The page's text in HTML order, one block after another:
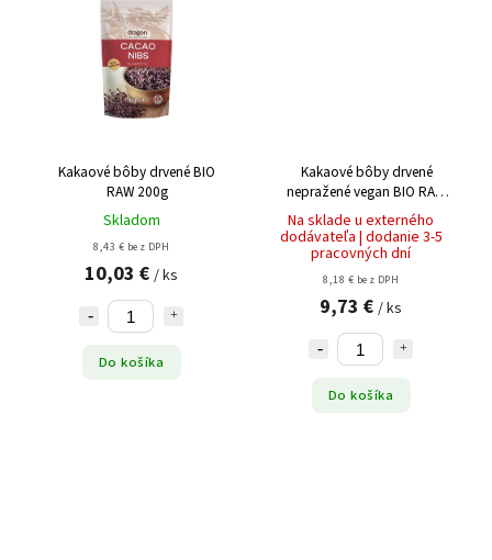
Kakaové bôby drvené BIO
RAW 200g
Skladom
8,43 € bez DPH
10,03 € / ks
Do košíka
Kakaové bôby drvené
nepražené vegan BIO RAW
Na sklade u externého
dodávateľa | dodanie 3-5
pracovných dní
8,18 € bez DPH
9,73 € / ks
Do košíka